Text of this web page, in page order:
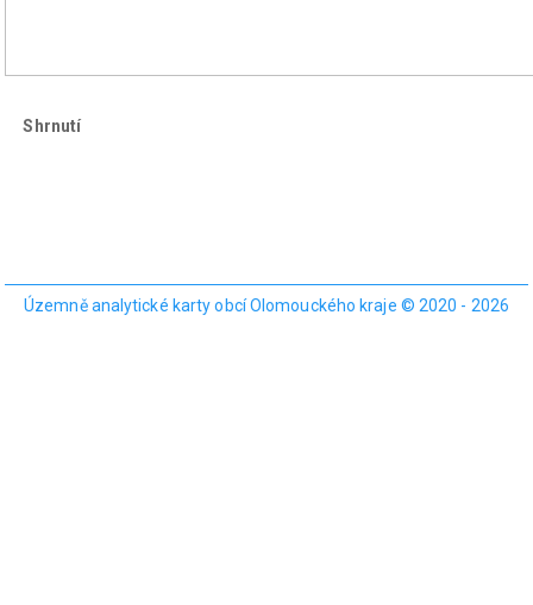
Shrnutí
Územně analytické karty obcí Olomouckého kraje © 2020 - 2026